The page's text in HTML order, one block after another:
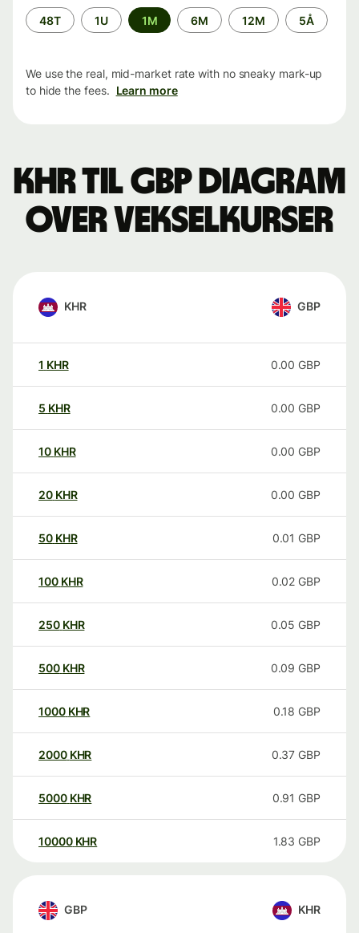
Time
period
48T 1U 1M 6M 12M 5Å
We use the real, mid-market rate with no sneaky mark-up
to hide the fees. Learn more
KHR til GBP Diagram
over vekselkurser
KHR GBP
1 KHR 0.00 GBP
5 KHR 0.00 GBP
10 KHR 0.00 GBP
20 KHR 0.00 GBP
50 KHR 0.01 GBP
100 KHR 0.02 GBP
250 KHR 0.05 GBP
500 KHR 0.09 GBP
1000 KHR 0.18 GBP
2000 KHR 0.37 GBP
5000 KHR 0.91 GBP
10000 KHR 1.83 GBP
GBP KHR